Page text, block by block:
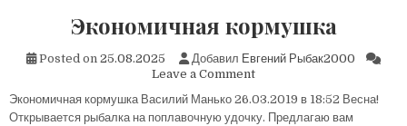
Экономичная кормушка
Posted on 25.08.2025 Добавил Евгений Рыбак2000
Leave a Commenton
кормушка
Экономичная кормушка Василий Манько 26.03.2019 в 18:52 Весна!
Открывается рыбалка на поплавочную удочку. Предлагаю вам